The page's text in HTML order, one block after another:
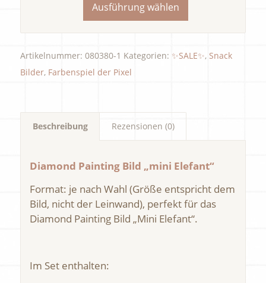
Ausführung wählen
Artikelnummer: 080380-1 Kategorien: ✨SALE✨, Snack
Bilder, Farbenspiel der Pixel
Beschreibung Rezensionen (0)
Diamond Painting Bild „mini Elefant“
Format: je nach Wahl (Größe entspricht dem
Bild, nicht der Leinwand), perfekt für das
Diamond Painting Bild „Mini Elefant“.
Im Set enthalten: